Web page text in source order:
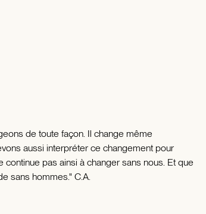
de toute façon. Il change même
aussi interpréter ce changement pour
pas ainsi à changer sans nous. Et que
sans hommes." C.A.